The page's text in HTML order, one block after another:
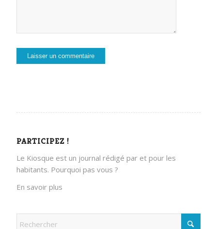
PARTICIPEZ !
Le Kiosque est un journal rédigé par et pour les
habitants. Pourquoi pas vous ?
En savoir plus